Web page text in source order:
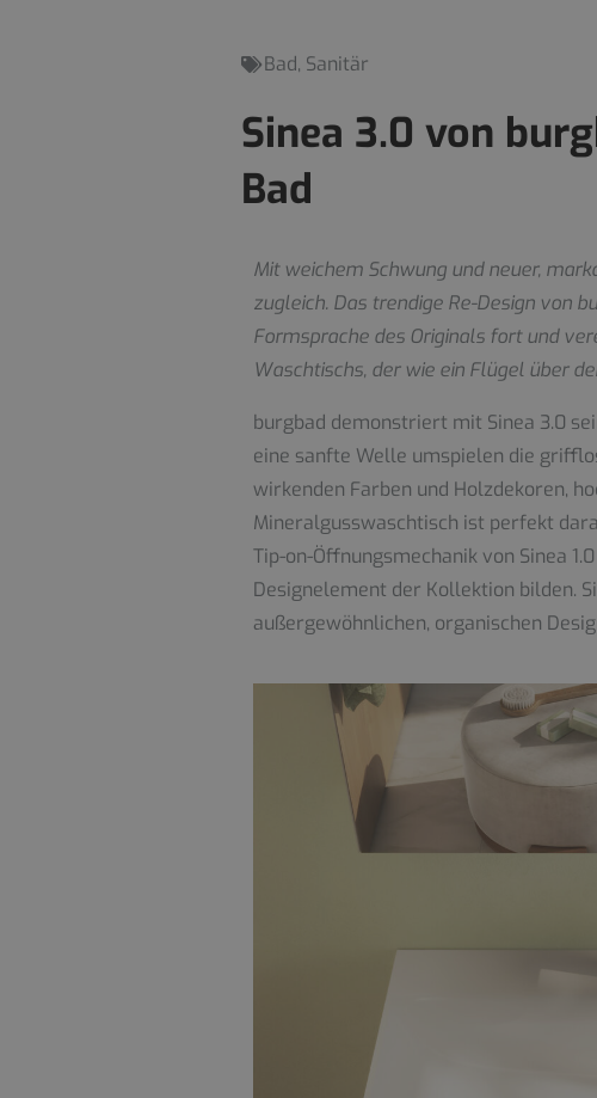
Bad, Sanitär
Sinea 3.0 von
Bad
Mit weichem Schwung und neuer,
zugleich. Das trendige Re-Design von
Formsprache des Originals fort und
Waschtischs, der wie ein Flügel über
burgbad demonstriert mit Sinea 3.0
eine sanfte Welle umspielen die
wirkenden Farben und Holzdekoren,
Mineralgusswaschtisch ist perfekt
Tip-on-Öffnungsmechanik von Sinea
Designelement der Kollektion bilden.
außergewöhnlichen, organischen